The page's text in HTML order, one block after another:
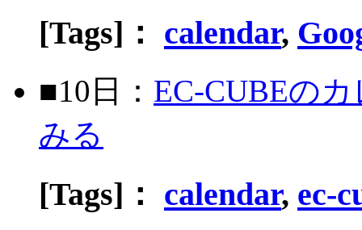
[Tags]： calendar,
■10日： EC-CUBEの
みる
[Tags]： calendar, ec-